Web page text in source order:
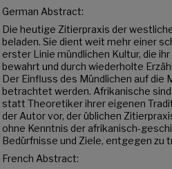
German Abstract:
Die heutige Zitierpraxis der
beladen. Sie dient weit mehr einer
erster Linie mündlichen Kultur, die
bewahrt und durch wiederholte
Der Einfluss des Mündlichen auf
betrachtet werden. Afrikanische
statt Theoretiker ihrer eigenen
der Autor vor, der üblichen
ohne Kenntnis der afrikanisch-
Bedürfnisse und Ziele, entgegen zu
French Abstract: